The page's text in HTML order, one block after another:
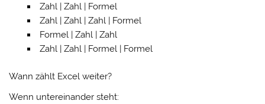
Zahl | Zahl | Formel
Zahl | Zahl | Zahl | Formel
Formel | Zahl | Zahl
Zahl | Zahl | Formel | Formel
Wann zählt Excel weiter?
Wenn untereinander steht: